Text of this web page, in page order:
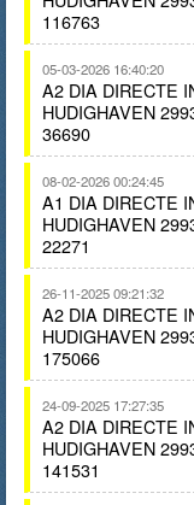
116763
05-03-2026 16:40:20
A2 DIA DIRECTE
HUDIGHAVEN
36690
08-02-2026 00:24:45
A1 DIA DIRECTE
HUDIGHAVEN
22271
26-11-2025 09:21:32
A2 DIA DIRECTE
HUDIGHAVEN
175066
24-09-2025 17:27:35
A2 DIA DIRECTE
HUDIGHAVEN
141531